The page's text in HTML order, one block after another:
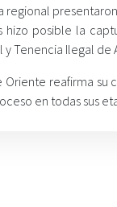
regional
hizo posible la
Tenencia Ilegal de
Oriente reafirma
en todas sus